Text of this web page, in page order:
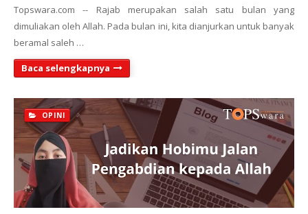
Topswara.com -- Rajab merupakan salah satu bulan yang
dimuliakan oleh Allah. Pada bulan ini, kita dianjurkan untuk banyak
beramal saleh …
Baca selengkapnya
OPINI